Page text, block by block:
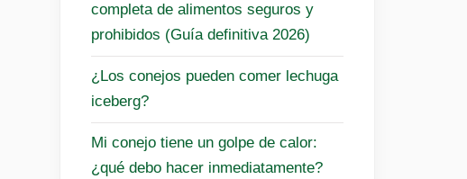
completa de alimentos seguros y
prohibidos (Guía definitiva 2026)
¿Los conejos pueden comer lechuga
iceberg?
Mi conejo tiene un golpe de calor:
¿qué debo hacer inmediatamente?